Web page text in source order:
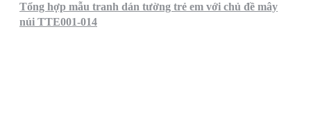
Tổng hợp mẫu tranh dán tường trẻ em với chủ đề mây
núi TTE001-014